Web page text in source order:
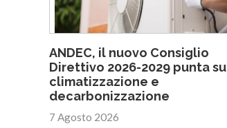
ANDEC, il nuovo Consiglio
Direttivo 2026-2029 punta su
climatizzazione e
decarbonizzazione
7 Agosto 2026